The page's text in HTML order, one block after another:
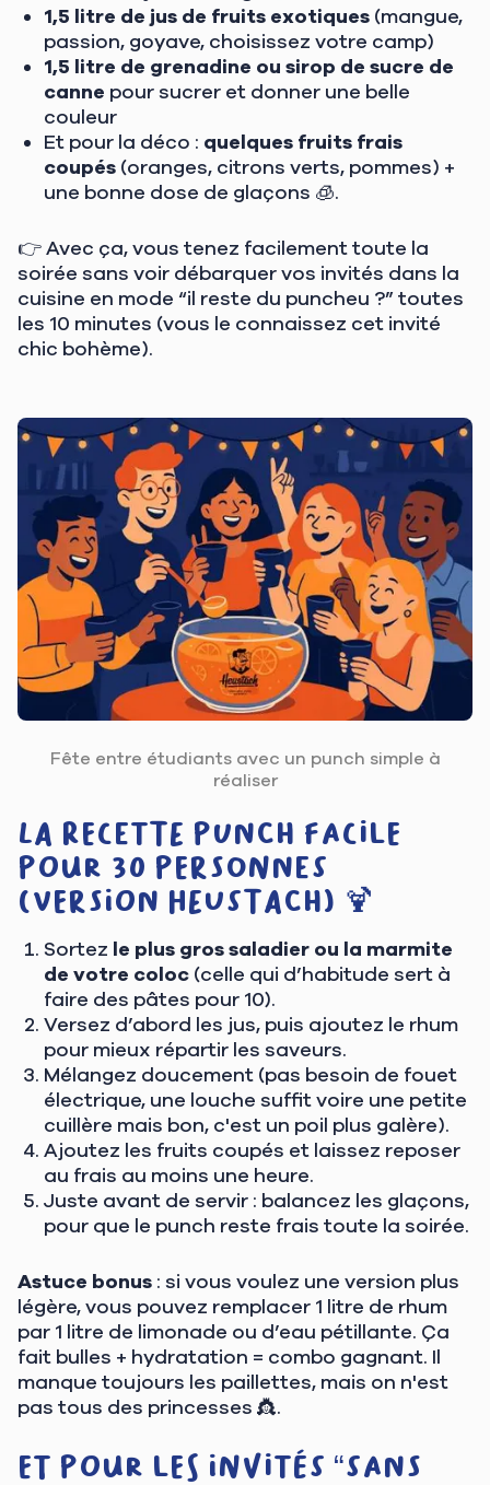
1,5 litre de jus de fruits exotiques (mangue,
passion, goyave, choisissez votre camp)
1,5 litre de grenadine ou sirop de sucre de
canne pour sucrer et donner une belle
couleur
Et pour la déco : quelques fruits frais
coupés (oranges, citrons verts, pommes) +
une bonne dose de glaçons 🧊.
👉 Avec ça, vous tenez facilement toute la
soirée sans voir débarquer vos invités dans la
cuisine en mode “il reste du puncheu ?” toutes
les 10 minutes (vous le connaissez cet invité
chic bohème).
Fête entre étudiants avec un punch simple à
réaliser
La recette punch facile
pour 30 personnes
(version Heustach) 🍹
Sortez le plus gros saladier ou la marmite
de votre coloc (celle qui d’habitude sert à
faire des pâtes pour 10).
Versez d’abord les jus, puis ajoutez le rhum
pour mieux répartir les saveurs.
Mélangez doucement (pas besoin de fouet
électrique, une louche suffit voire une petite
cuillère mais bon, c'est un poil plus galère).
Ajoutez les fruits coupés et laissez reposer
au frais au moins une heure.
Juste avant de servir : balancez les glaçons,
pour que le punch reste frais toute la soirée.
Astuce bonus : si vous voulez une version plus
légère, vous pouvez remplacer 1 litre de rhum
par 1 litre de limonade ou d’eau pétillante. Ça
fait bulles + hydratation = combo gagnant. Il
manque toujours les paillettes, mais on n'est
pas tous des princesses 👸.
Et pour les invités “sans